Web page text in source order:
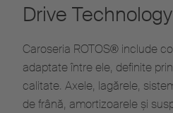
Drive Technology
Caroseria ROTOS® include
adaptate între ele, definite
calitate. Axele, lagărele,
de frână, amortizoarele și